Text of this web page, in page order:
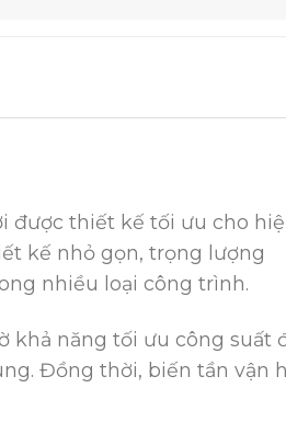
được thiết kế tối ưu cho
kế nhỏ gọn, trọng lượng
nhiều loại công trình.
năng tối ưu công suất
Đồng thời, biến tần vận